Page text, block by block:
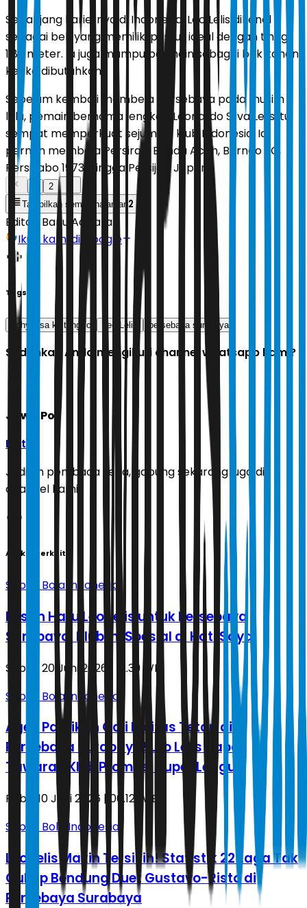
Sepanjang kariernya di Indonesia, Leo Lelis dikenal
sebagai bek yang memiliki postur ideal dengan tinggi
1,89 meter. Ia juga mampu bermain sebagai bek kanan
ketika dibutuhkan.
Sebelum kembali membela Persebaya pada musim
lalu, pemain bernama lengkap Leonardo Silva Lelis itu
sempat memperkuat sejumlah klub Indonesia. Ia
pernah membela Persiraja Banda Aceh, Borneo FC,
Persikabo 1973, hingga Persijap Jepara.
2
Tampilkan semua halaman 2
Editor: Banu Adikara
Ikuti kami di Google
Tags
adhyaksa kalteng fc Leo Lelis persebaya surabaya
Sudahkah Anda mengikuti channel whatsapp kami?
Jawa Pos
Ikuti
Jadilah pembaca setia, gabung sekarang juga di
channel kami!
Artikel Terkait
Sepak Bola Indonesia
Pesan Haru Leo Lelis untuk Persebaya
Surabaya: Klub Ini Spesial di Hati Saya
Sabtu, 20 Juni 2026 | 12.39 WIB
Sepak Bola Indonesia
Agen Pastikan Gali Freitas Tetap di
Persebaya Surabaya! Leo Lelis Dapat
Tawaran Klub Promosi Super League
Rabu, 10 Juni 2026 | 00.12 WIB
Sepak Bola Indonesia
Leo Lelis Makin Tersisih! Statistik 22 Laga Tak
Cukup Bendung Duet Gustavo-Risto di
Persebaya Surabaya